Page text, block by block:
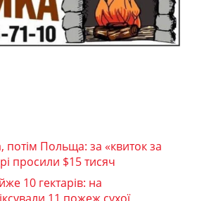
Польща: за «квиток за
просили $15 тисяч
10 гектарів: на